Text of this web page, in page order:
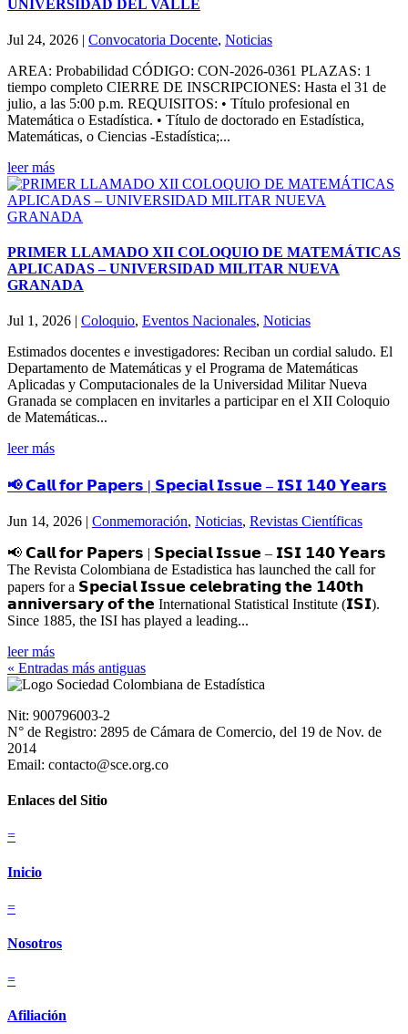
UNIVERSIDAD DEL VALLE
Jul 24, 2026 | Convocatoria Docente, Noticias
AREA: Probabilidad CÓDIGO: CON-2026-0361 PLAZAS: 1
tiempo completo CIERRE DE INSCRIPCIONES: Hasta el 31 de
julio, a las 5:00 p.m. REQUISITOS: • Título profesional en
Matemática o Estadística. • Título de doctorado en Estadística,
Matemáticas, o Ciencias -Estadística;...
leer más
PRIMER LLAMADO XII COLOQUIO DE MATEMÁTICAS
APLICADAS – UNIVERSIDAD MILITAR NUEVA
GRANADA
Jul 1, 2026 | Coloquio, Eventos Nacionales, Noticias
Estimados docentes e investigadores: Reciban un cordial saludo. El
Departamento de Matemáticas y el Programa de Matemáticas
Aplicadas y Computacionales de la Universidad Militar Nueva
Granada se complacen en invitarles a participar en el XII Coloquio
de Matemáticas...
leer más
📢 𝗖𝗮𝗹𝗹 𝗳𝗼𝗿 𝗣𝗮𝗽𝗲𝗿𝘀 | 𝗦𝗽𝗲𝗰𝗶𝗮𝗹 𝗜𝘀𝘀𝘂𝗲 – 𝗜𝗦𝗜 𝟭𝟰𝟬 𝗬𝗲𝗮𝗿𝘀
Jun 14, 2026 | Conmemoración, Noticias, Revistas Científicas
📢 𝗖𝗮𝗹𝗹 𝗳𝗼𝗿 𝗣𝗮𝗽𝗲𝗿𝘀 | 𝗦𝗽𝗲𝗰𝗶𝗮𝗹 𝗜𝘀𝘀𝘂𝗲 – 𝗜𝗦𝗜 𝟭𝟰𝟬 𝗬𝗲𝗮𝗿𝘀
The Revista Colombiana de Estadistica has launched the call for
papers for a 𝗦𝗽𝗲𝗰𝗶𝗮𝗹 𝗜𝘀𝘀𝘂𝗲 𝗰𝗲𝗹𝗲𝗯𝗿𝗮𝘁𝗶𝗻𝗴 𝘁𝗵𝗲 𝟭𝟰𝟬𝘁𝗵
𝗮𝗻𝗻𝗶𝘃𝗲𝗿𝘀𝗮𝗿𝘆 𝗼𝗳 𝘁𝗵𝗲 International Statistical Institute (𝗜𝗦𝗜).
Since 1885, the ISI has played a leading...
leer más
« Entradas más antiguas
Nit: 900796003-2
N° de Registro: 2895 de Cámara de Comercio, del 19 de Nov. de
2014
Email: contacto@sce.org.co
Enlaces del Sitio
=
Inicio
=
Nosotros
=
Afiliación